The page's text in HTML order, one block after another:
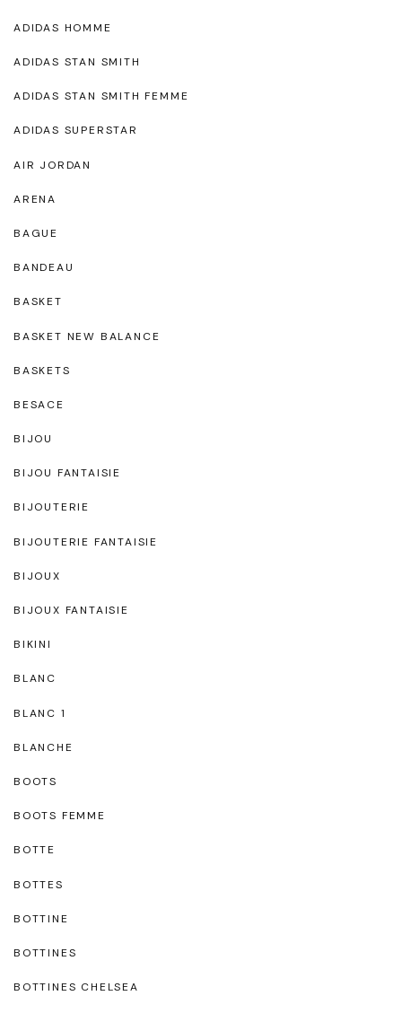
ADIDAS HOMME
ADIDAS STAN SMITH
ADIDAS STAN SMITH FEMME
ADIDAS SUPERSTAR
AIR JORDAN
ARENA
BAGUE
BANDEAU
BASKET
BASKET NEW BALANCE
BASKETS
BESACE
BIJOU
BIJOU FANTAISIE
BIJOUTERIE
BIJOUTERIE FANTAISIE
BIJOUX
BIJOUX FANTAISIE
BIKINI
BLANC
BLANC 1
BLANCHE
BOOTS
BOOTS FEMME
BOTTE
BOTTES
BOTTINE
BOTTINES
BOTTINES CHELSEA